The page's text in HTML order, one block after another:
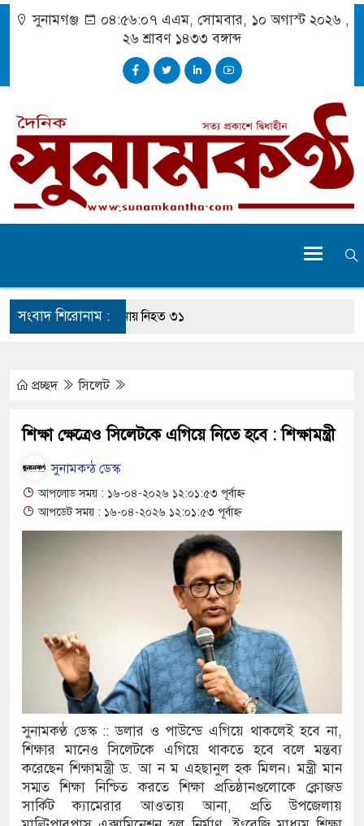
সুনামগঞ্জ ০৪:৫৬:০৭ এএম, সোমবার, ১০ অগাস্ট ২০২৬ ,
২৬ শ্রাবণ ১৪৩৩ বঙ্গাব্দ
সংবাদ শিরোনাম :
বিভাগে সড়ক দুর্ঘটনায় নিহত ৩১
মরদেহ উদ্ধার
ঝুলছে ডাম্প ট্রাক, চালক পলাতক
সুন্দর বাংলাদেশ গড়তে চাই : প্রধানমন্ত্রী
দুর্ঘটনায় নিহত ১৫ হাজার ৭১২
ভারতে পাচার, গুয়াহাটি ক্যাম্পে মানবেতর
জীবন-সংসার
কর্ম ও দর্শন নিয়ে সাহিত্য আড্ডা
অভ্যন্তরীণ বিরোধ তুঙ্গে
চেহারা কি দেখা গেছে : স্বরাষ্ট্রমন্ত্রী
প্রচ্ছদ সিলেট
শিক্ষা ক্ষেত্রেও সিলেটকে এগিয়ে নিতে হবে : শিক্ষামন্ত্রী
সুনামকন্ঠ ডেস্ক
আপলোড সময় : ১৬-০৪-২০২৬ ১২:০১:৫৩ পূর্বাহ্ন
আপডেট সময় : ১৬-০৪-২০২৬ ১২:০১:৫৩ পূর্বাহ্ন
সুনামকণ্ঠ ডেস্ক :: ডলার ও পাউন্ডে এগিয়ে থাকলেই হবে না,
শিক্ষার মানেও সিলেটকে এগিয়ে থাকতে হবে বলে মন্তব্য
করেছেন শিক্ষামন্ত্রী ড. আ ন ম এহছানুল হক মিলন। মন্ত্রী মান
সম্মত শিক্ষা নিশ্চিত করতে শিক্ষা প্রতিষ্ঠানগুলোকে ক্লোজড
সার্কিট ক্যামেরার আওতায় আনা, প্রতি উপজেলায়